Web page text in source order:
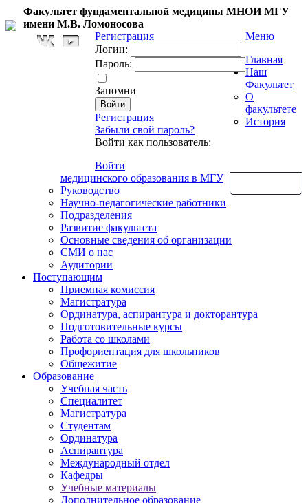
Факультет фундаментальной медицины МНОИ МГУ
имени М.В. Ломоносова
Регистрация
Логин:
Пароль:
Запомни
Регистрация
Забыли свой пароль?
Войти как пользователь:
Войти
Меню
Главная
Наш
Факультет
О
факультете
История
медицинского образования в МГУ
Руководство
Научно-педагогические работники
Подразделения
Развитие факультета
Основные сведения об организации
СМИ о нас
Аудитории
Поступающим
Приемная комиссия
Магистратура
Ординатура, аспирантура и докторантура
Подготовительные курсы
Работа со школами
Профориентация для школьников
Общежитие
Образование
Учебная часть
Специалитет
Магистратура
Студентам
Ординатура
Аспирантура
Международный отдел
Кафедры
Учебные материалы
Дополнительное образование